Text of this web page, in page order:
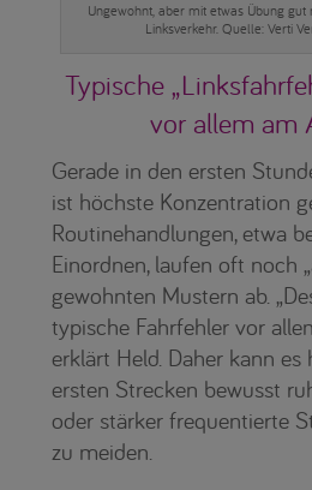
Ungewohnt, aber mit etwas Übung
Linksverkehr. Quelle: Verti
Typische
vor allem am
Gerade in den ersten
ist höchste Konzentration
Routinehandlungen, etwa
Einordnen, laufen oft noch
gewohnten Mustern ab.
typische Fahrfehler vor
erklärt Held. Daher kann es
ersten Strecken bewusst
oder stärker frequentierte
zu meiden.